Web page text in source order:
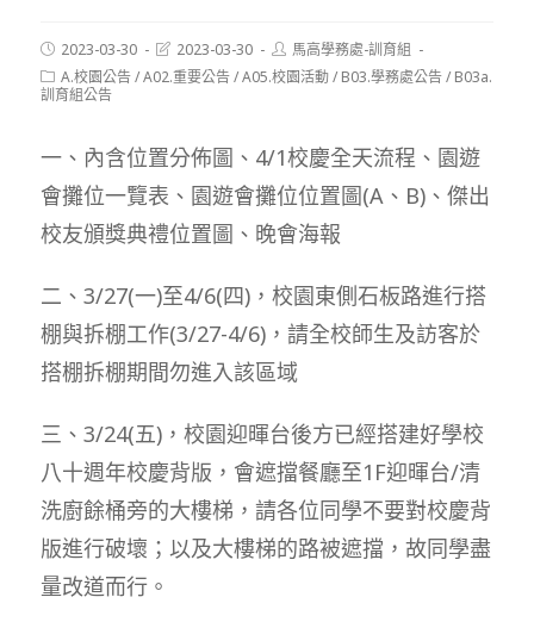
Post
published:
2023-03-30
Post
last
modified:
2023-03-30
Post
author:
馬高學務處-訓育組
Post
category:
A.校園公告/A02.重要公告/A05.校園活動/ B03.學務處公告/ B03a.
訓育組公告
一、內含位置分佈圖、4/1校慶全天流程、園遊
會攤位一覽表、園遊會攤位位置圖(A、B)、傑出
校友頒獎典禮位置圖、晚會海報
二、3/27(一)至4/6(四)，校園東側石板路進行搭
棚與拆棚工作(3/27-4/6)，請全校師生及訪客於
搭棚拆棚期間勿進入該區域
三、3/24(五)，校園迎暉台後方已經搭建好學校
八十週年校慶背版，會遮擋餐廳至1F迎暉台/清
洗廚餘桶旁的大樓梯，請各位同學不要對校慶背
版進行破壞；以及大樓梯的路被遮擋，故同學盡
量改道而行。